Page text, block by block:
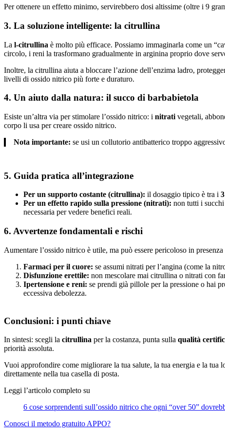
Per ottenere un effetto minimo, servirebbero dosi altissime (oltre i 9
3. La soluzione intelligente: la citrullina
La l-citrullina è molto più efficace. Possiamo immaginarla come un
circolo, i reni la trasformano gradualmente in arginina proprio dove
Inoltre, la citrullina aiuta a bloccare l’azione dell’enzima ladro,
livelli di ossido nitrico più forte e duraturo.
4. Un aiuto dalla natura: il succo di barbabietola
Esiste un’altra via per stimolare l’ossido nitrico: i nitrati vegetali,
corpo li usa per creare ossido nitrico.
Nota importante: se usi un collutorio antibatterico troppo
5. Guida pratica all’integrazione
Per un supporto costante (citrullina): il dosaggio tipico è tra i
Per un effetto rapido sulla pressione (nitrati): non tutti i
necessaria per vedere benefici reali.
6. Avvertenze fondamentali e rischi
Aumentare l’ossido nitrico è utile, ma può essere pericoloso in
Farmaci per il cuore: se assumi nitrati per l’angina (come la
Disfunzione erettile: non mescolare mai citrullina o nitrati con
Ipertensione e reni: se prendi già pillole per la pressione o hai
eccessiva debolezza.
Conclusioni: i punti chiave
In sintesi: scegli la citrullina per la costanza, punta sulla qualità
priorità assoluta.
Vuoi approfondire come migliorare la tua salute, la tua energia e la tua
direttamente nella tua casella di posta.
Leggi l’articolo completo su
6 cose sorprendenti sull’ossido nitrico che ogni “over 50”
Conosci il metodo gratuito APPO?